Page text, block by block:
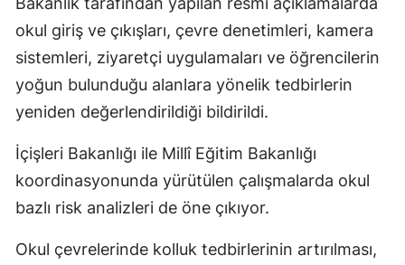
okul giriş ve çıkışları, çevre denetimleri, kamera
sistemleri, ziyaretçi uygulamaları ve öğrencilerin
yoğun bulunduğu alanlara yönelik tedbirlerin
yeniden değerlendirildiği bildirildi.
İçişleri Bakanlığı ile Millî Eğitim Bakanlığı
koordinasyonunda yürütülen çalışmalarda okul
bazlı risk analizleri de öne çıkıyor.
Okul çevrelerinde kolluk tedbirlerinin artırılması,